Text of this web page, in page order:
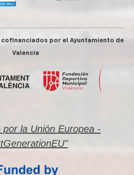
por el Ayuntamiento de
Valencia
por la Unión Europea -